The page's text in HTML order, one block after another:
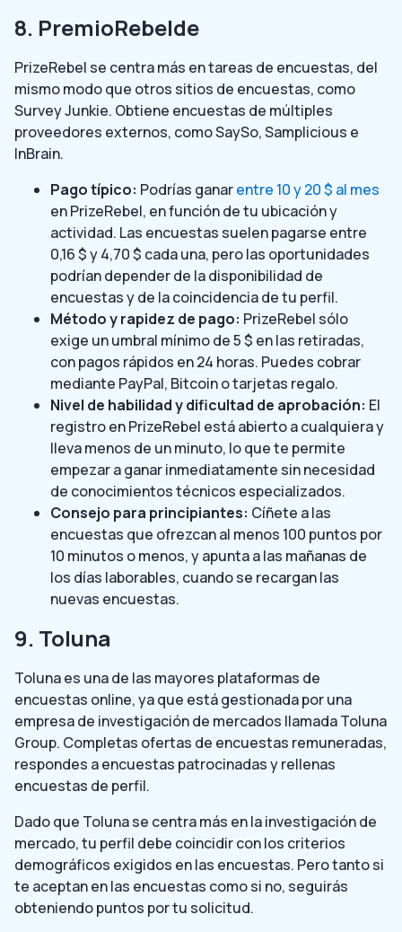
8. PremioRebelde
PrizeRebel se centra más en tareas de encuestas, del
mismo modo que otros sitios de encuestas, como
Survey Junkie. Obtiene encuestas de múltiples
proveedores externos, como SaySo, Samplicious e
InBrain.
Pago típico: Podrías ganarentre 10 y 20 $ al mes
en PrizeRebel, en función de tu ubicación y
actividad. Las encuestas suelen pagarse entre
0,16 $ y 4,70 $ cada una, pero las oportunidades
podrían depender de la disponibilidad de
encuestas y de la coincidencia de tu perfil.
Método y rapidez de pago: PrizeRebel sólo
exige un umbral mínimo de 5 $ en las retiradas,
con pagos rápidos en 24 horas. Puedes cobrar
mediante PayPal, Bitcoin o tarjetas regalo.
Nivel de habilidad y dificultad de aprobación: El
registro en PrizeRebel está abierto a cualquiera y
lleva menos de un minuto, lo que te permite
empezar a ganar inmediatamente sin necesidad
de conocimientos técnicos especializados.
Consejo para principiantes: Cíñete a las
encuestas que ofrezcan al menos 100 puntos por
10 minutos o menos, y apunta a las mañanas de
los días laborables, cuando se recargan las
nuevas encuestas.
9. Toluna
Toluna es una de las mayores plataformas de
encuestas online, ya que está gestionada por una
empresa de investigación de mercados llamada Toluna
Group. Completas ofertas de encuestas remuneradas,
respondes a encuestas patrocinadas y rellenas
encuestas de perfil.
Dado que Toluna se centra más en la investigación de
mercado, tu perfil debe coincidir con los criterios
demográficos exigidos en las encuestas. Pero tanto si
te aceptan en las encuestas como si no, seguirás
obteniendo puntos por tu solicitud.